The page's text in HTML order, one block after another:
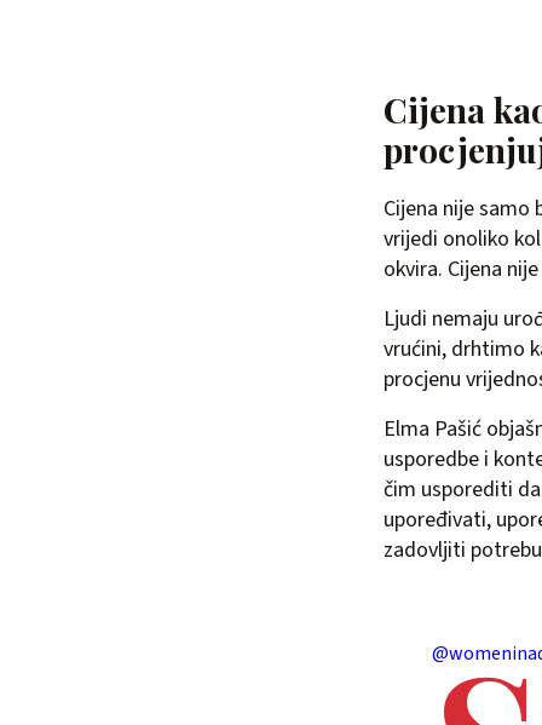
Cijena
Cijena nije
vrijedi onoliko
okvira. Cijena
Ljudi nemaju
vrućini, drhtimo
procjenu
Elma Pašić
usporedbe i
čim usporediti
upoređivati,
zadovljiti